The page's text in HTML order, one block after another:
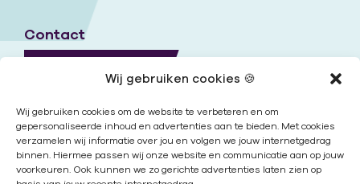
Wij gebruiken cookies 🍪
Wij gebruiken cookies om de website te verbeteren en om
gepersonaliseerde inhoud en advertenties aan te bieden. Met cookies
verzamelen wij informatie over jou en volgen we jouw internetgedrag
binnen. Hiermee passen wij onze website en communicatie aan op jouw
voorkeuren. Ook kunnen we zo gerichte advertenties laten zien op
Contact
Nieuwsbrief